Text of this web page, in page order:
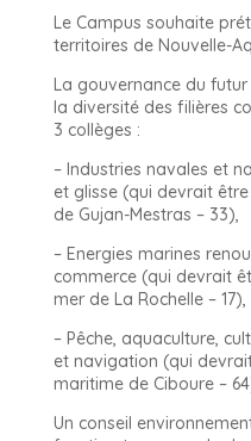
Le Campus souhaite
territoires de Nouvelle-
La gouvernance du
la diversité des filières
3 collèges :
– Industries navales et
et glisse (qui devrait
de Gujan-Mestras – 33),
– Energies marines
commerce (qui devrait
mer de La Rochelle – 17),
– Pêche, aquaculture,
et navigation (qui
maritime de Ciboure –
Un conseil